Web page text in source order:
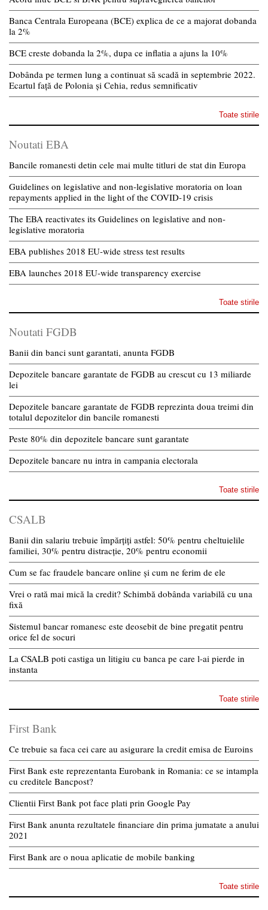
Banca Centrala Europeana (BCE) explica de ce a majorat dobanda
la 2%
BCE creste dobanda la 2%, dupa ce inflatia a ajuns la 10%
Dobânda pe termen lung a continuat să scadă in septembrie 2022.
Ecartul față de Polonia și Cehia, redus semnificativ
Toate stirile
Noutati EBA
Bancile romanesti detin cele mai multe titluri de stat din Europa
Guidelines on legislative and non-legislative moratoria on loan
repayments applied in the light of the COVID-19 crisis
The EBA reactivates its Guidelines on legislative and non-
legislative moratoria
EBA publishes 2018 EU-wide stress test results
EBA launches 2018 EU-wide transparency exercise
Toate stirile
Noutati FGDB
Banii din banci sunt garantati, anunta FGDB
Depozitele bancare garantate de FGDB au crescut cu 13 miliarde
lei
Depozitele bancare garantate de FGDB reprezinta doua treimi din
totalul depozitelor din bancile romanesti
Peste 80% din depozitele bancare sunt garantate
Depozitele bancare nu intra in campania electorala
Toate stirile
CSALB
Banii din salariu trebuie împărțiți astfel: 50% pentru cheltuielile
familiei, 30% pentru distracție, 20% pentru economii
Cum se fac fraudele bancare online și cum ne ferim de ele
Vrei o rată mai mică la credit? Schimbă dobânda variabilă cu una
fixă
Sistemul bancar romanesc este deosebit de bine pregatit pentru
orice fel de socuri
La CSALB poti castiga un litigiu cu banca pe care l-ai pierde in
instanta
Toate stirile
First Bank
Ce trebuie sa faca cei care au asigurare la credit emisa de Euroins
First Bank este reprezentanta Eurobank in Romania: ce se intampla
cu creditele Bancpost?
Clientii First Bank pot face plati prin Google Pay
First Bank anunta rezultatele financiare din prima jumatate a anului
2021
First Bank are o noua aplicatie de mobile banking
Toate stirile